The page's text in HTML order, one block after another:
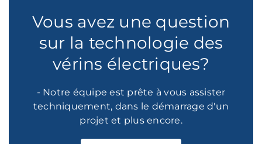
Vous avez une question
sur la technologie des
vérins électriques?
- Notre équipe est prête à vous assister
techniquement, dans le démarrage d'un
projet et plus encore.